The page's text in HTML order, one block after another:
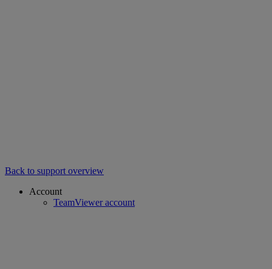
Back to support overview
Account
TeamViewer account